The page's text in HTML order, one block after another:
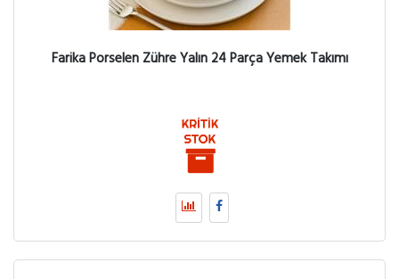
Farika Porselen Zühre Yalın 24 Parça Yemek Takımı